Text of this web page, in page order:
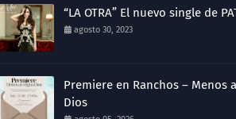
“LA OTRA” El nuevo single de
agosto 30, 2023
Premiere en Ranchos – Menos
Dios